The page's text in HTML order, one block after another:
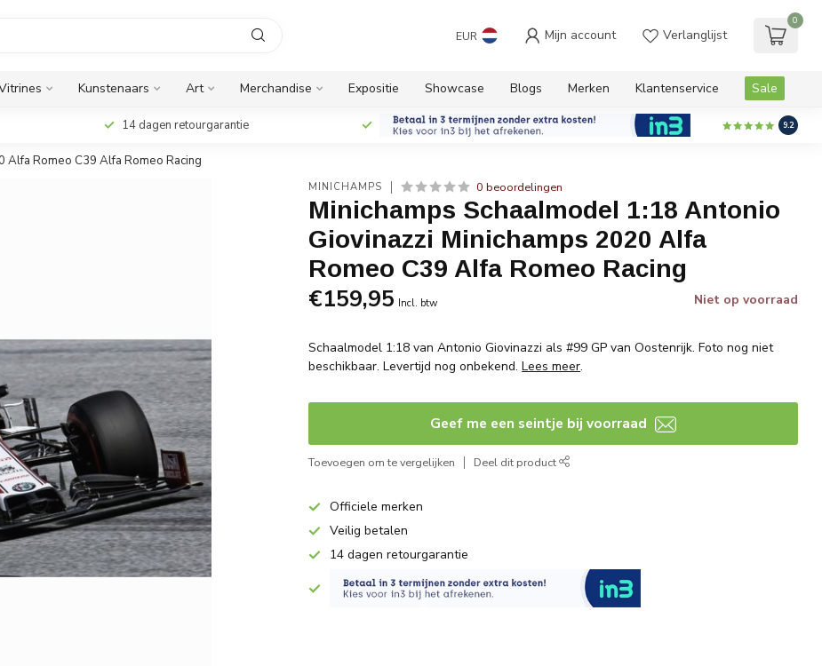
EUR Mijn account Verlanglijst
0
Kunstenaars Art Merchandise Expositie Showcase Blogs Merken Klantenservice Sale
14 dagen retourgarantie 9.2
Alfa Romeo C39 Alfa Romeo Racing
MINICHAMPS 0 beoordelingen
Minichamps Schaalmodel 1:18 Antonio
Giovinazzi Minichamps 2020 Alfa
Romeo C39 Alfa Romeo Racing
€159,95 Incl. btw Niet op voorraad
Schaalmodel 1:18 van Antonio Giovinazzi als #99 GP van Oostenrijk. Foto nog niet
beschikbaar. Levertijd nog onbekend.Lees meer.
Geef me een seintje bij voorraad
Toevoegen om te vergelijken Deel dit product
Officiele merken
Veilig betalen
14 dagen retourgarantie